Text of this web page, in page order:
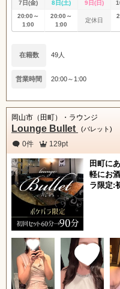
7日(金) 8日(土) 9日(日)
20:00～
1:00
20:00～
1:00
定休日
在籍数 49人
営業時間 20:00～1:00
岡山市（田町）・ラウンジ
Lounge Bullet (バレット)
0件 129pt
田町に
軽にお
ラ限定: